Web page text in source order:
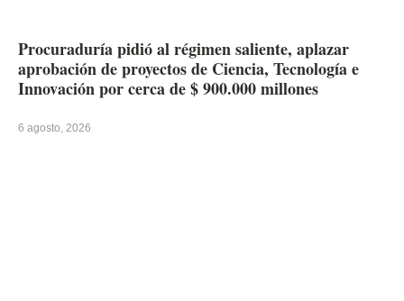
Procuraduría pidió al régimen saliente, aplazar
aprobación de proyectos de Ciencia, Tecnología e
Innovación por cerca de $ 900.000 millones
6 agosto, 2026